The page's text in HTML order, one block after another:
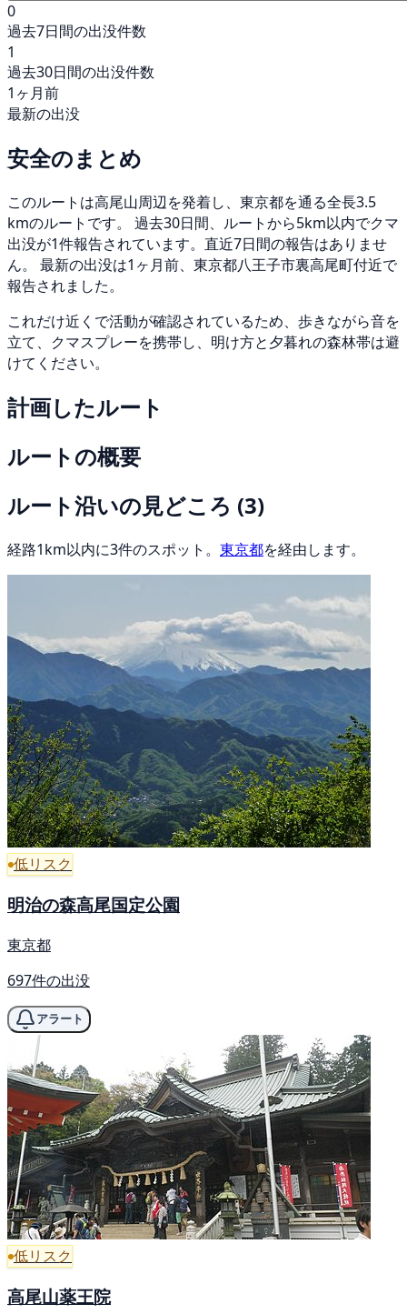
0
過去7日間の出没件数
1
過去30日間の出没件数
1ヶ月前
最新の出没
安全のまとめ
このルートは高尾山周辺を発着し、東京都を通る全長3.5
kmのルートです。 過去30日間、ルートから5km以内でクマ
出没が1件報告されています。直近7日間の報告はありませ
ん。 最新の出没は1ヶ月前、東京都八王子市裏高尾町付近で
報告されました。
これだけ近くで活動が確認されているため、歩きながら音を
立て、クマスプレーを携帯し、明け方と夕暮れの森林帯は避
けてください。
計画したルート
ルートの概要
ルート沿いの見どころ (3)
経路1km以内に3件のスポット。 東京都を経由します。
低リスク
明治の森高尾国定公園
東京都
697件の出没
アラート
低リスク
高尾山薬王院